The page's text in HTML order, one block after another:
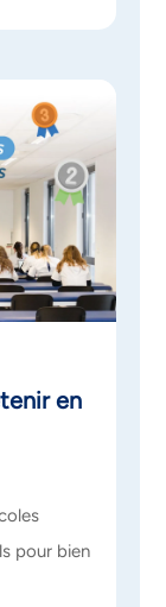
en
pour bien